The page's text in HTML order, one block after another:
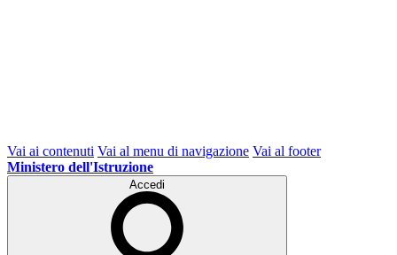
Vai ai contenuti Vai al menu di navigazione Vai al footer
Ministero dell'Istruzione
Accedi